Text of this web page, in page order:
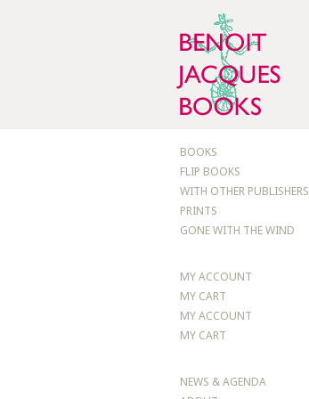
BOOKS
FLIP BOOKS
WITH OTHER PUBLISHERS
PRINTS
GONE WITH THE WIND
MY ACCOUNT
MY CART
MY ACCOUNT
MY CART
NEWS & AGENDA